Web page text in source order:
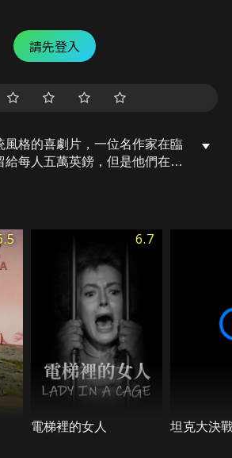
請先登入
風格的喜劇片，一位名作家在臨
給每人五萬英鎊，但是他們在獲
他們來說是難以做到的事情並
6.7
電梯裡的女人 坦克大決